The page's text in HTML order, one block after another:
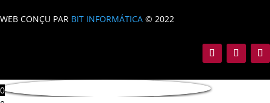
WEB CONÇU PAR BIT INFORMÁTICA © 2022
0